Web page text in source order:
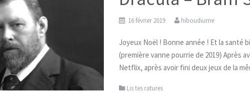
16 février 2019 hiboudiurne
Joyeux Noël ! Bonne année ! Et la santé
(première vanne pourrie de 2019) Après
Netflix, après avoir fini deux jeux de la
Lis tes ratures